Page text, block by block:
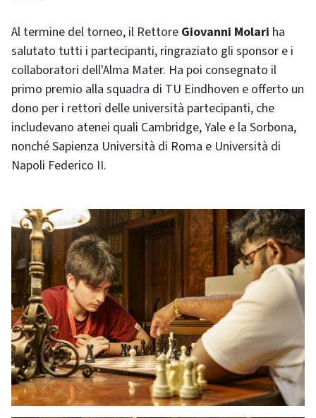
Al termine del torneo, il Rettore Giovanni Molari ha
salutato tutti i partecipanti, ringraziato gli sponsor e i
collaboratori dell'Alma Mater. Ha poi consegnato il
primo premio alla squadra di TU Eindhoven e offerto un
dono per i rettori delle università partecipanti, che
includevano atenei quali Cambridge, Yale e la Sorbona,
nonché Sapienza Università di Roma e Università di
Napoli Federico II.